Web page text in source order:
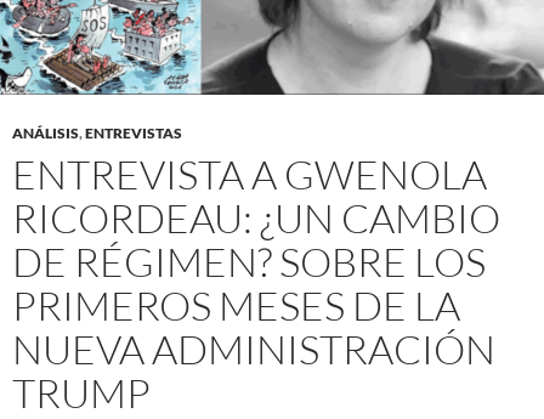
ANÁLISIS,ENTREVISTAS
ENTREVISTA A GWENOLA
RICORDEAU: ¿UN CAMBIO
DE RÉGIMEN? SOBRE LOS
PRIMEROS MESES DE LA
NUEVA ADMINISTRACIÓN
TRUMP